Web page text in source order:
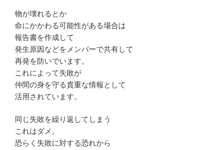
物が壊れるとか
命にかかわる可能性がある場合は
報告書を作成して
発生原因などをメンバーで共有して
再発を防いでいます。
これによって失敗が
仲間の身を守る貴重な情報として
活用されています。
同じ失敗を繰り返してしまう
これはダメ。
恐らく失敗に対する恐れから